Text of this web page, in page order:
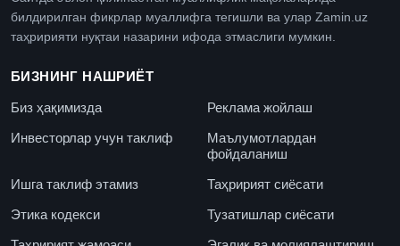
билдирилган фикрлар муаллифга тегишли ва улар Zamin.uz
таҳририяти нуқтаи назарини ифода этмаслиги мумкин.
БИЗНИНГ НАШРИЁТ
Биз ҳақимизда
Реклама жойлаш
Инвесторлар учун таклиф
Маълумотлардан
фойдаланиш
Ишга таклиф этамиз
Таҳририят сиёсати
Этика кодекси
Тузатишлар сиёсати